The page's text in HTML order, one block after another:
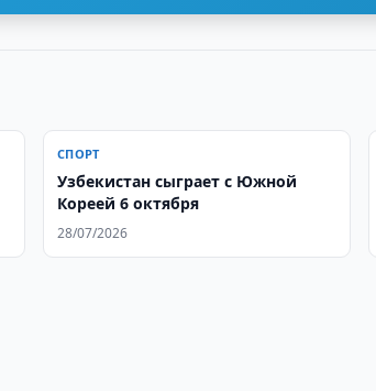
СПОРТ
Узбекистан сыграет с Южной
Кореей 6 октября
28/07/2026